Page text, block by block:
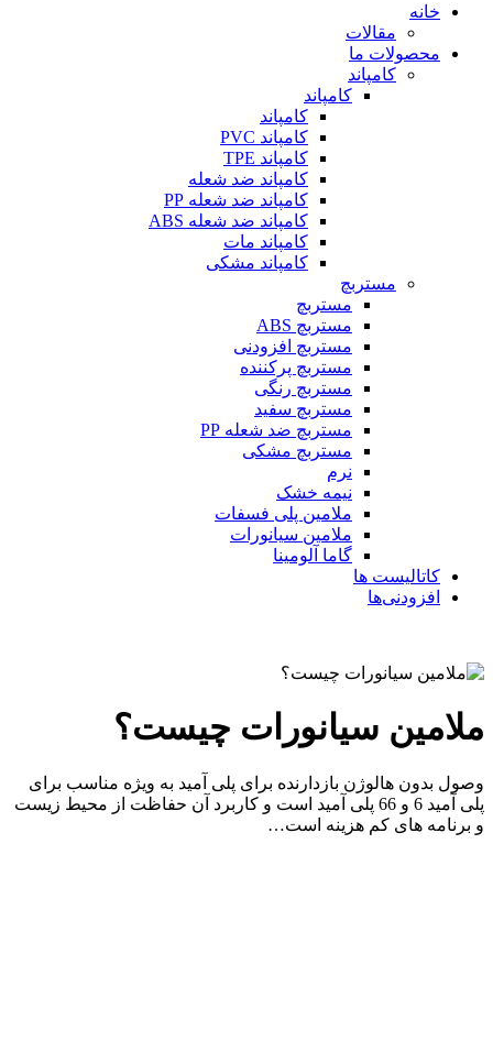
خانه
مقالات
محصولات ما
کامپاند
کامپاند
کامپاند
کامپاند PVC
کامپاند TPE
کامپاند ضد شعله
کامپاند ضد شعله PP
کامپاند ضد شعله ABS
کامپاند مات
کامپاند مشکی
مستربچ
مستربچ
مستربچ ABS
مستربچ افزودنی
مستربچ پرکننده
مستربچ رنگی
مستربچ‌ سفید
مستربچ ضد شعله PP
مستربچ مشکی
نرم
نیمه خشک
ملامین پلی فسفات
ملامین سیانورات
گاما آلومینا
کاتالیست ها
افزودنی‌ها
ملامین سیانورات چیست؟
وصول بدون هالوژن بازدارنده برای پلی آمید به ویژه مناسب برای
پلی آمید 6 و 66 پلی آمید است و کاربرد آن حفاظت از محیط زیست
و برنامه های کم هزینه است…